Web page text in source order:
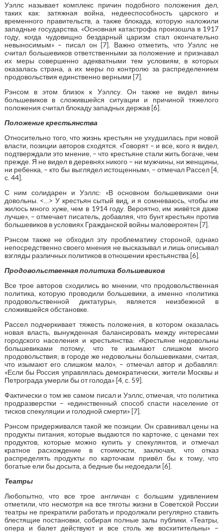
Уэллс называет комплекс причин подобного положения дел,
таких как: затяжная война, недееспособность царского и
временного правительств, а также блокада, которую наложили
западные государства. «Основная катастрофа произошла в 1917
году, когда чудовищно бездарный царизм стал окончательно
невыносимым» – писал он [7]. Важно отметить, что Уэллс не
считал большевиков ответственными за положение и признавал
их меры совершенно адекватными тем условиям, в которых
оказалась страна, а их меры по контролю за распределением
продовольствия единственно верными [7].
Рэнсом в этом близок к Уэллсу. Он также не видел вины
большевиков в сложившейся ситуации и причиной тяжелого
положения считал блокаду западных держав [6].
Положение крестьянства
Относительно того, что жизнь крестьян не ухудшилась при новой
власти, позиции авторов сходятся. «Говорят – и все, кого я видел,
подтверждали это мнение, – что крестьяне стали жить богаче, чем
прежде. Я не видел в деревнях никого – ни мужчины, ни женщины,
ни ребенка, – кто бы выглядел истощенным», – отмечал Рассел [4,
с. 44].
С ним солидарен и Уэллс: «В основном большевиками они
довольны. <…> У крестьян сытый вид, и я сомневаюсь, чтобы им
жилось много хуже, чем в 1914 году. Вероятно, им живётся даже
лучше», – отмечает писатель, добавляя, что бунт крестьян против
большевиков в условиях Гражданской войны маловероятен [7].
Рэнсом также не обходил эту проблематику стороной, однако
непосредственно своего мнения не высказывал и лишь описывал
взгляды различных политиков в отношении крестьянства [6].
Продовольственная политика большевиков
Все трое авторов сходились во мнении, что продовольственная
политика, которую проводили большевики, а именно «политика
продовольственной диктатуры», является неизбежной в
сложившейся обстановке.
Рассел подчеркивает тяжесть положения, в котором оказалась
новая власть, вынужденная балансировать между интересами
городского населения и крестьянства: «Крестьяне недовольны
большевиками потому, что те изымают слишком много
продовольствия; в городе же недовольны большевиками, считая,
что изымают его слишком мало», – отмечал автор и добавлял:
«Если бы Россия управлялась демократически, жители Москвы и
Петрограда умерли бы от голода» [4, с. 59].
Фактически о том же самом писал и Уэллс, отмечая, что политика
продразверстки – «единственный способ спасти население от
тисков спекуляции и голодной смерти» [7].
Рэнсом придерживался такой же позиции. Он сравнивал цены на
продукты питания, которые выдаются по карточке, с ценами тех
продуктов, которые можно купить у спекулянтов, и отмечал
кратное расхождение в стоимости, заключая, что отказ
распределять продукты по карточкам привёл бы к тому, что
богатые ели бы досыта, а бедные бы недоедали [6].
Театры
Любопытно, что все трое англичан с большим удивлением
отметили, что несмотря на все тяготы жизни в Советской России
театры не прекратили работать и продолжали регулярно ставить
блестящие постановки, собирая полные залы публики. «Театры,
опера и балет действуют и все столь же восхитительны» –